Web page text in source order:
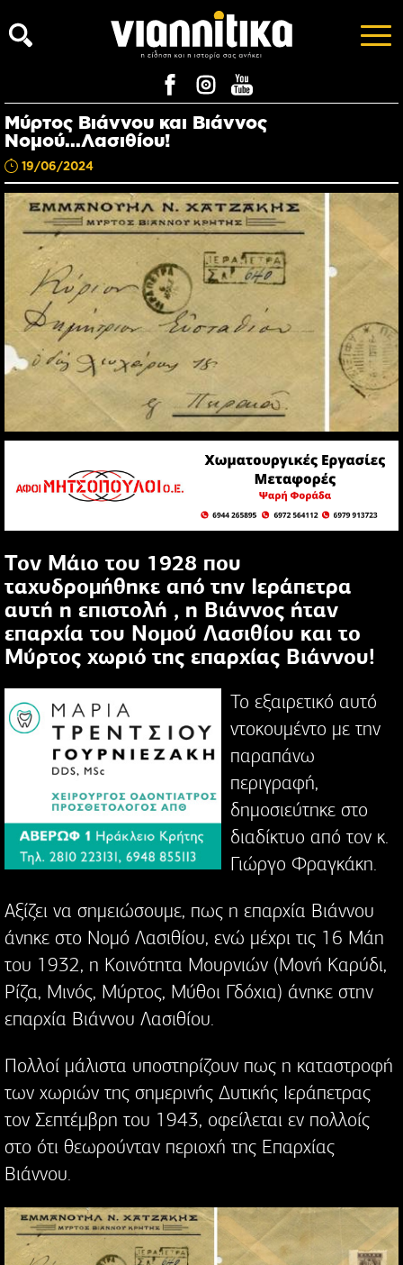
Μύρτος Βιάννου και Βιάννος
Νομού...Λασιθίου!
19/06/2024
Toν Μάιο του 1928 που
ταχυδρομήθηκε από την Ιεράπετρα
αυτή η επιστολή , η Βιάννος ήταν
επαρχία του Νομού Λασιθίου και το
Μύρτος χωριό της επαρχίας Βιάννου!
Το εξαιρετικό αυτό
ντοκουμέντο με την
παραπάνω
περιγραφή,
δημοσιεύτηκε στο
διαδίκτυο από τον κ.
Γιώργο Φραγκάκη.
Αξίζει να σημειώσουμε, πως η επαρχία Βιάννου
άνηκε στο Νομό Λασιθίου, ενώ μέχρι τις 16 Μάη
του 1932, η Κοινότητα Μουρνιών (Μονή Καρύδι,
Ρίζα, Μινός, Μύρτος, Μύθοι Γδόχια) άνηκε στην
επαρχία Βιάννου Λασιθίου.
Πολλοί μάλιστα υποστηρίζουν πως η καταστροφή
των χωριών της σημερινής Δυτικής Ιεράπετρας
τον Σεπτέμβρη του 1943, οφείλεται εν πολλοίς
στο ότι θεωρούνταν περιοχή της Επαρχίας
Βιάννου.